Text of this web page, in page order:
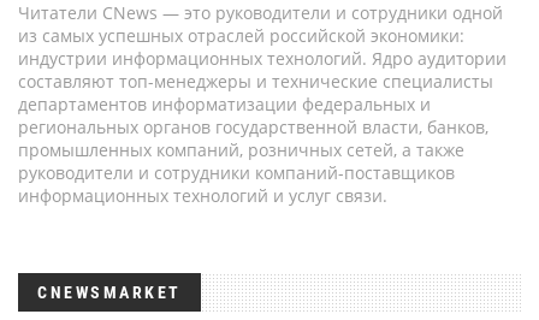
Читатели CNews — это руководители и сотрудники одной
из самых успешных отраслей российской экономики:
индустрии информационных технологий. Ядро аудитории
составляют топ-менеджеры и технические специалисты
департаментов информатизации федеральных и
региональных органов государственной власти, банков,
промышленных компаний, розничных сетей, а также
руководители и сотрудники компаний-поставщиков
информационных технологий и услуг связи.
CNEWSMARKET